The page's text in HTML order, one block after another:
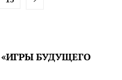
БУДУЩЕГО